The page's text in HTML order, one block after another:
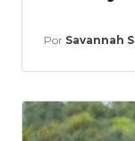
Por Savannah